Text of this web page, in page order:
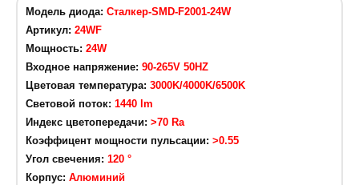
Модель диода: Сталкер-SMD-F2001-24W
Артикул: 24WF
Мощность: 24W
Входное напряжение: 90-265V 50HZ
Цветовая температура: 3000K/4000K/6500K
Световой поток: 1440 lm
Индекс цветопередачи: >70 Ra
Коэффицент мощности пульсации: >0.55
Угол свечения: 120 °
Корпус: Алюминий